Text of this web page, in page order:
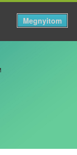
Megnyitom